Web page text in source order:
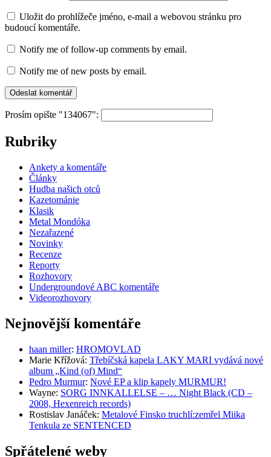
Uložit do prohlížeče jméno, e-mail a webovou stránku pro
budoucí komentáře.
Notify me of follow-up comments by email.
Notify me of new posts by email.
Prosím opište "134067":
Rubriky
Ankety a komentáře
Články
Hudba našich otců
Kazetománie
Klasik
Metal Mondóka
Nezařazené
Novinky
Recenze
Reporty
Rozhovory
Undergroundové ABC komentáře
Videorozhovory
Nejnovější komentáře
haan miller: HROMOVLAD
Marie Křížová: Třebíčská kapela LAKY MARI vydává nové
album „Kind (of) Mind“
Pedro Murmur: Nové EP a klip kapely MURMUR!
Wayne: SORG INNKALLELSE – … Night Black (CD –
2008, Hexenreich records)
Rostislav Janáček: Metalové Finsko truchlí:zemřel Miika
Tenkula ze SENTENCED
Spřátelené weby